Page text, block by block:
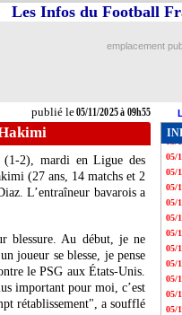
publié le05/11/2025 à 09h55
Les Infos du Football
emplacement
(1-2), mardi en Ligue des
(27 ans, 14 matchs et 2
L’entraîneur bavarois a
blessure. Au début, je ne
joueur se blesse, je pense
le PSG aux États-Unis.
important pour moi, c’est
rétablissement", a soufflé
05/
05/
05/
05/
05/
05/
05/
05/
05/
05/
05/
05/
05/
05/
05/
05/